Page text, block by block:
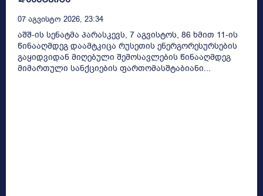
07 Აგვისტო 2026, 23:34
აშშ-ის სენატმა პარასკევს, 7 აგვისტოს, 86 ხმით 11-ის
წინააღმდეგ დაამტკიცა რუსეთის ენერგორესურსების
გაყიდვიდან მიღებული შემოსავლების წინააღმდეგ
მიმართული სანქციების ფართომასშტაბიანი...